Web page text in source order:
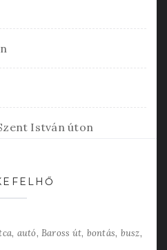
István úton
autó Baross út bontás busz